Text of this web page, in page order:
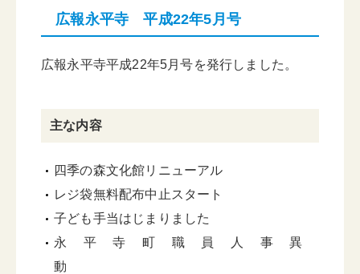
広報永平寺 平成22年5月号
広報永平寺平成22年5月号を発行しました。
主な内容
四季の森文化館リニューアル
レジ袋無料配布中止スタート
子ども手当はじまりました
永平寺町職員人事異